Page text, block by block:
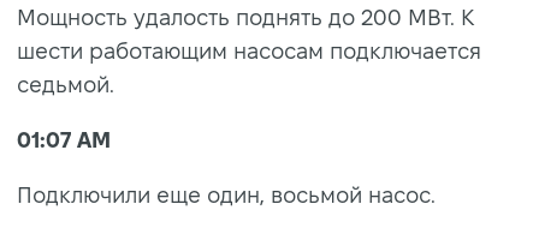
Мощность удалость поднять до 200 МВт. К
шести работающим насосам подключается
седьмой.
01:07 AM
Подключили еще один, восьмой насос.